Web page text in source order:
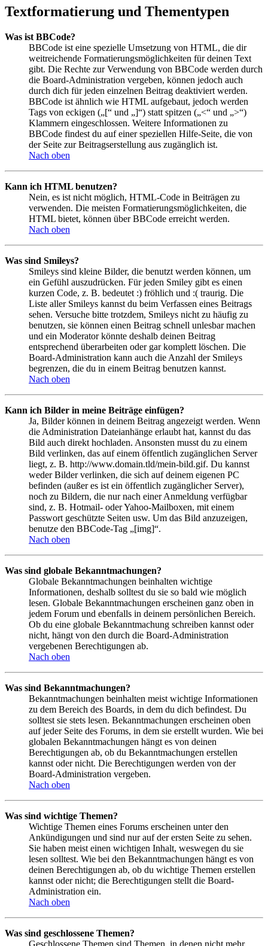
Textformatierung und Thementypen
Was ist BBCode?
BBCode ist eine spezielle Umsetzung von HTML, die dir
weitreichende Formatierungsmöglichkeiten für deinen Text
gibt. Die Rechte zur Verwendung von BBCode werden durch
die Board-Administration vergeben, können jedoch auch
durch dich für jeden einzelnen Beitrag deaktiviert werden.
BBCode ist ähnlich wie HTML aufgebaut, jedoch werden
Tags von eckigen („[“ und „]“) statt spitzen („<“ und „>“)
Klammern eingeschlossen. Weitere Informationen zu
BBCode findest du auf einer speziellen Hilfe-Seite, die von
der Seite zur Beitragserstellung aus zugänglich ist.
Nach oben
Kann ich HTML benutzen?
Nein, es ist nicht möglich, HTML-Code in Beiträgen zu
verwenden. Die meisten Formatierungsmöglichkeiten, die
HTML bietet, können über BBCode erreicht werden.
Nach oben
Was sind Smileys?
Smileys sind kleine Bilder, die benutzt werden können, um
ein Gefühl auszudrücken. Für jeden Smiley gibt es einen
kurzen Code, z. B. bedeutet :) fröhlich und :( traurig. Die
Liste aller Smileys kannst du beim Verfassen eines Beitrags
sehen. Versuche bitte trotzdem, Smileys nicht zu häufig zu
benutzen, sie können einen Beitrag schnell unlesbar machen
und ein Moderator könnte deshalb deinen Beitrag
entsprechend überarbeiten oder gar komplett löschen. Die
Board-Administration kann auch die Anzahl der Smileys
begrenzen, die du in einem Beitrag benutzen kannst.
Nach oben
Kann ich Bilder in meine Beiträge einfügen?
Ja, Bilder können in deinem Beitrag angezeigt werden. Wenn
die Administration Dateianhänge erlaubt hat, kannst du das
Bild auch direkt hochladen. Ansonsten musst du zu einem
Bild verlinken, das auf einem öffentlich zugänglichen Server
liegt, z. B. http://www.domain.tld/mein-bild.gif. Du kannst
weder Bilder verlinken, die sich auf deinem eigenen PC
befinden (außer es ist ein öffentlich zugänglicher Server),
noch zu Bildern, die nur nach einer Anmeldung verfügbar
sind, z. B. Hotmail- oder Yahoo-Mailboxen, mit einem
Passwort geschützte Seiten usw. Um das Bild anzuzeigen,
benutze den BBCode-Tag „[img]“.
Nach oben
Was sind globale Bekanntmachungen?
Globale Bekanntmachungen beinhalten wichtige
Informationen, deshalb solltest du sie so bald wie möglich
lesen. Globale Bekanntmachungen erscheinen ganz oben in
jedem Forum und ebenfalls in deinem persönlichen Bereich.
Ob du eine globale Bekanntmachung schreiben kannst oder
nicht, hängt von den durch die Board-Administration
vergebenen Berechtigungen ab.
Nach oben
Was sind Bekanntmachungen?
Bekanntmachungen beinhalten meist wichtige Informationen
zu dem Bereich des Boards, in dem du dich befindest. Du
solltest sie stets lesen. Bekanntmachungen erscheinen oben
auf jeder Seite des Forums, in dem sie erstellt wurden. Wie bei
globalen Bekanntmachungen hängt es von deinen
Berechtigungen ab, ob du Bekanntmachungen erstellen
kannst oder nicht. Die Berechtigungen werden von der
Board-Administration vergeben.
Nach oben
Was sind wichtige Themen?
Wichtige Themen eines Forums erscheinen unter den
Ankündigungen und sind nur auf der ersten Seite zu sehen.
Sie haben meist einen wichtigen Inhalt, weswegen du sie
lesen solltest. Wie bei den Bekanntmachungen hängt es von
deinen Berechtigungen ab, ob du wichtige Themen erstellen
kannst oder nicht; die Berechtigungen stellt die Board-
Administration ein.
Nach oben
Was sind geschlossene Themen?
Geschlossene Themen sind Themen, in denen nicht mehr